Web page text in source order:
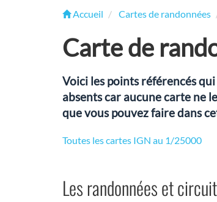
Accueil Cartes de randonnées
Carte de
Voici les points référencés
absents car aucune carte ne
que vous pouvez faire dans
Toutes les cartes IGN au 1/25000
Les randonnées et